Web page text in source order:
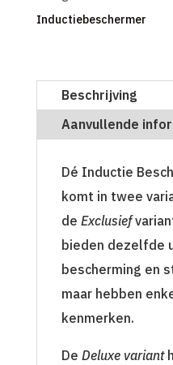
Inductiebeschermer
Beschrijving
Aanvullende
Dé Inductie
komt in twee
de Exclusief
bieden dezelfde
bescherming en
maar hebben
kenmerken.
De Deluxe variant